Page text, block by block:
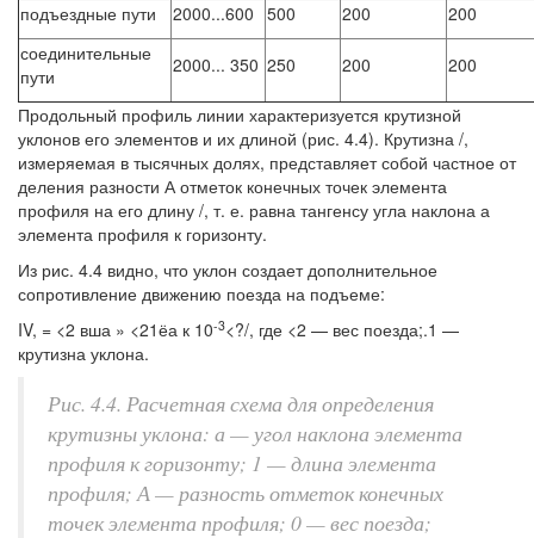
подъездные пути 2000...600 500 200
200
соединительные
пути
2000... 350 250 200 200
Продольный профиль линии характеризуется крутизной
уклонов его элементов и их длиной (рис. 4.4). Крутизна /,
измеряемая в тысячных долях, представляет собой частное от
деления разности А отметок конечных точек элемента
профиля на его длину /, т. е. равна тангенсу угла наклона а
элемента профиля к горизонту.
Из рис. 4.4 видно, что уклон создает дополнительное
сопротивление движению поезда на подъеме:
IV, = <2 вша » <21ёа к 10-3<?/, где <2 — вес поезда;.1 —
крутизна уклона.
Рис. 4.4. Расчетная схема для определения
крутизны уклона: а — угол наклона элемента
профиля к горизонту; 1 — длина элемента
профиля; А — разность отметок конечных
точек элемента профиля; 0 — вес поезда;